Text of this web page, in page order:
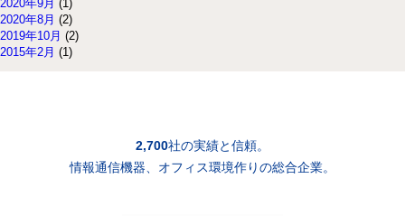
2020年9月 (1)
2020年8月 (2)
2019年10月 (2)
2015年2月 (1)
2,700社の実績と信頼。
情報通信機器、オフィス環境作りの総合企業。